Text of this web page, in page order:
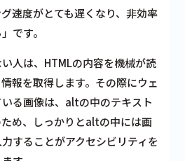
速度がとても遅くなり、非効率
です。
人は、HTMLの内容を機械が読
報を取得します。その際にウェ
る画像は、altの中のテキスト
め、しっかりとaltの中には画
することがアクセシビリティを